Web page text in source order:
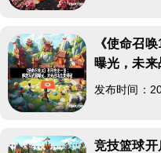
《使命召
曝光，未
发布时间：
竞技篮球